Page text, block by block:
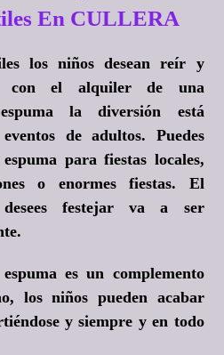
En CULLERA
los niños desean reír y
con el alquiler de una
la diversión está
de adultos. Puedes
para fiestas locales,
o enormes fiestas. El
desees festejar va a ser
es un complemento
los niños pueden acabar
y siempre y en todo